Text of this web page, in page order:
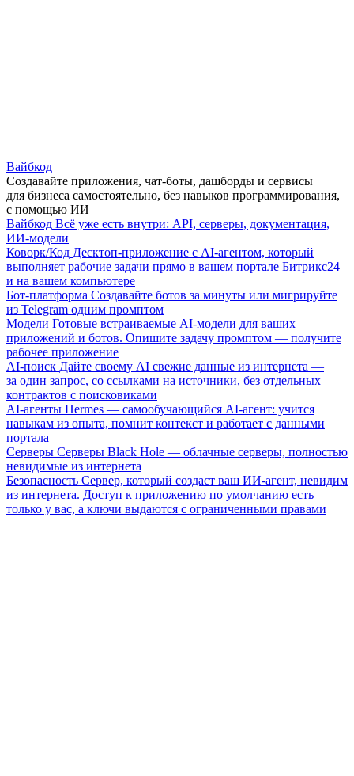
Вайбкод
Создавайте приложения, чат-боты, дашборды и сервисы
для бизнеса самостоятельно, без навыков программирования,
с помощью ИИ
Вайбкод Всё уже есть внутри: API, серверы, документация,
ИИ-модели
Коворк/Код Десктоп-приложение с AI-агентом, который
выполняет рабочие задачи прямо в вашем портале Битрикс24
и на вашем компьютере
Бот-платформа Создавайте ботов за минуты или мигрируйте
из Telegram одним промптом
Модели Готовые встраиваемые AI-модели для ваших
приложений и ботов. Опишите задачу промптом — получите
рабочее приложение
AI-поиск Дайте своему AI свежие данные из интернета —
за один запрос, со ссылками на источники, без отдельных
контрактов с поисковиками
AI-агенты Hermes — самообучающийся AI-агент: учится
навыкам из опыта, помнит контекст и работает с данными
портала
Серверы Серверы Black Hole — облачные серверы, полностью
невидимые из интернета
Безопасность Сервер, который создаст ваш ИИ-агент, невидим
из интернета. Доступ к приложению по умолчанию есть
только у вас, а ключи выдаются с ограниченными правами